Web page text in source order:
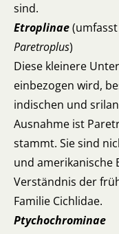
sind.
Etroplinae
Paretroplus)
Diese kleinere
einbezogen wird,
indischen und
Ausnahme ist
stammt. Sie sind
und amerikanische
Verständnis der
Familie Cichlidae.
Ptychochrominae